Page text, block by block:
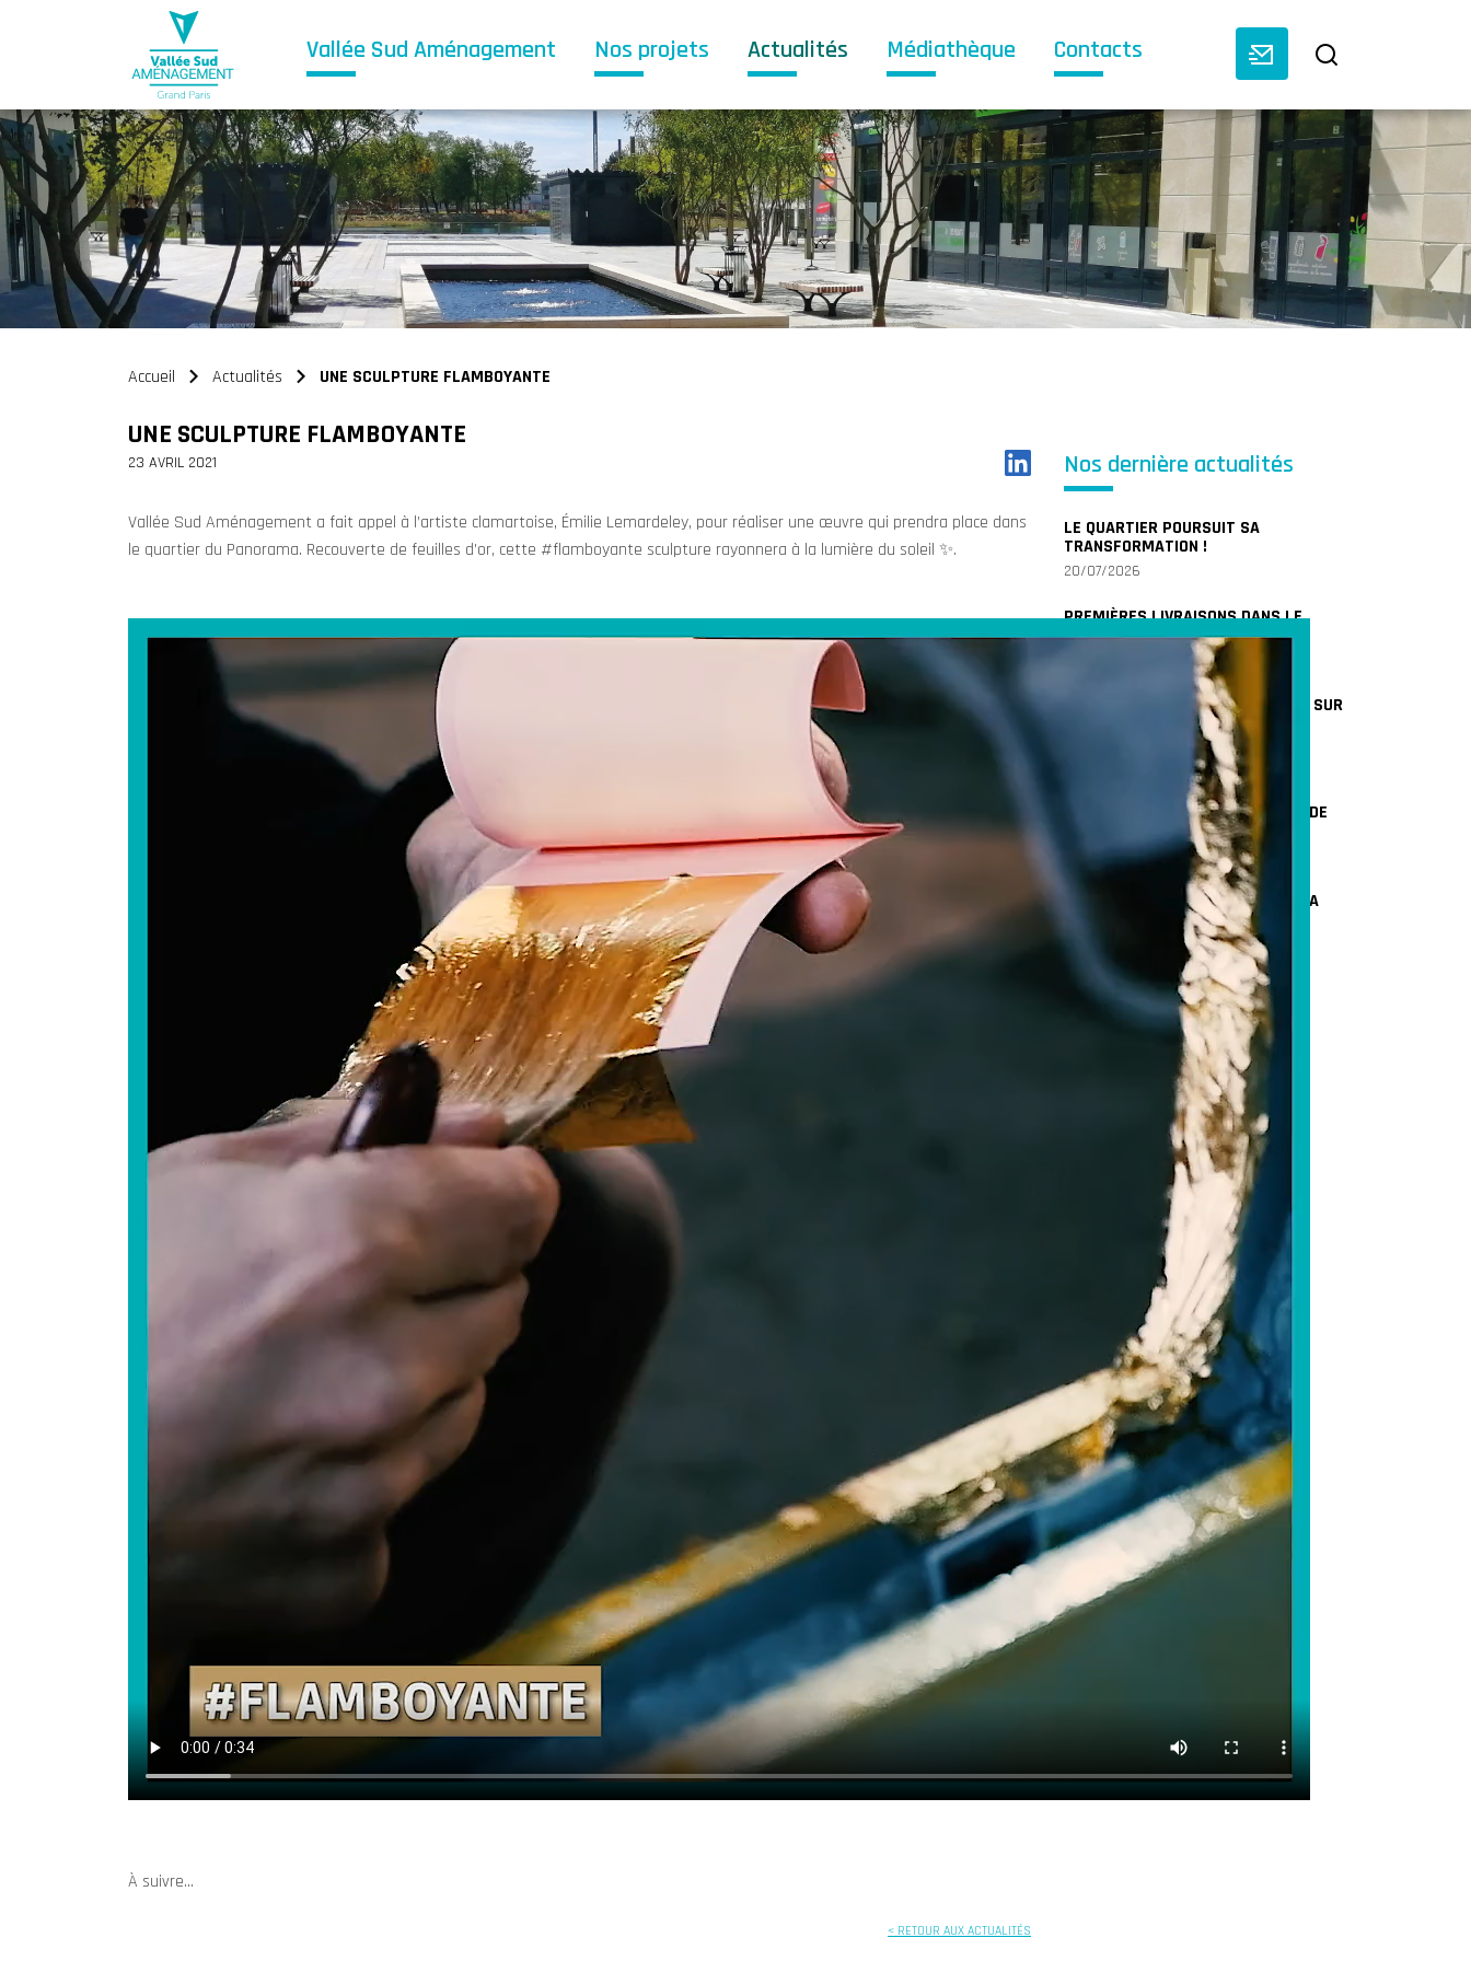
Vallée Sud Aménagement Nos projets Actualités Médiathèque Contacts
Accueil Actualités UNE SCULPTURE FLAMBOYANTE
UNE SCULPTURE FLAMBOYANTE
23 AVRIL 2021
Vallée Sud Aménagement a fait appel à l’artiste clamartoise, Émilie Lemardeley, pour réaliser une œuvre qui prendra place dans
le quartier du Panorama. Recouverte de feuilles d’or, cette #flamboyante sculpture rayonnera à la lumière du soleil ✨.
À suivre…
< RETOUR AUX ACTUALITÉS
Nos dernière actualités
LE QUARTIER POURSUIT SA
TRANSFORMATION !
20/07/2026
PREMIÈRES LIVRAISONS DANS LE
QUARTIER
UN AIR DE PRINTEMPS Y COMPRIS SUR
LA FAÇADE VÉGÉTALISÉE
FERMETURE PARTIELLE DES
STATIONNEMENTS DE LA MAISON DE
24/04/2026
FIN DES TRAVAUX DU PARVIS DE LA
SOUS-PRÉFECTURE
13/04/2026
Voir toutes les actualités